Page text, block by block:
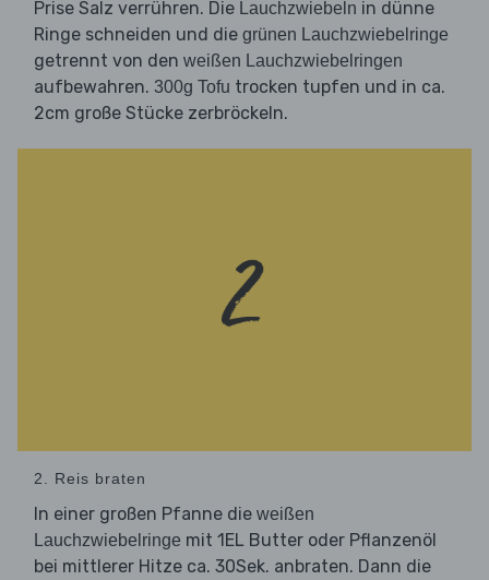
Prise Salz verrühren. Die Lauchzwiebeln in dünne
Ringe schneiden und die grünen Lauchzwiebelringe
getrennt von den weißen Lauchzwiebelringen
aufbewahren. 300g Tofu trocken tupfen und in ca.
2cm große Stücke zerbröckeln.
2. Reis braten
In einer großen Pfanne die weißen
Lauchzwiebelringe mit 1EL Butter oder Pflanzenöl
bei mittlerer Hitze ca. 30Sek. anbraten. Dann die